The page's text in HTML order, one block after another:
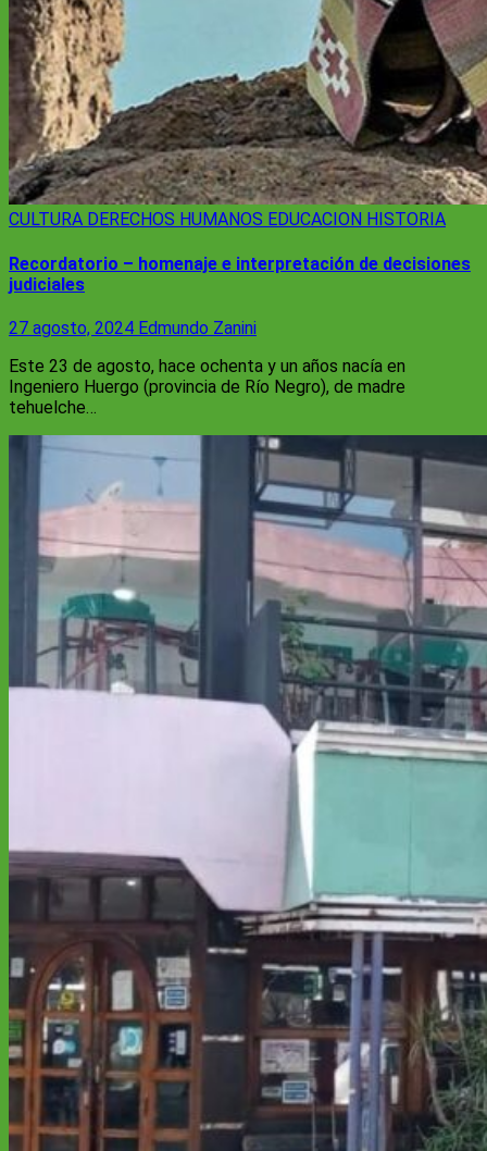
CULTURA DERECHOS HUMANOS EDUCACION HISTORIA
Recordatorio – homenaje e interpretación de decisiones
judiciales
27 agosto, 2024 Edmundo Zanini
Este 23 de agosto, hace ochenta y un años nacía en
Ingeniero Huergo (provincia de Río Negro), de madre
tehuelche…